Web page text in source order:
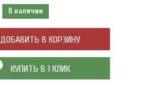
В наличии
ДОБАВИТЬ В КОРЗИНУ
КУПИТЬ В 1 КЛИК